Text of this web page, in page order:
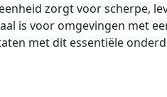
zorgt voor scherpe,
is voor omgevingen met
met dit essentiële